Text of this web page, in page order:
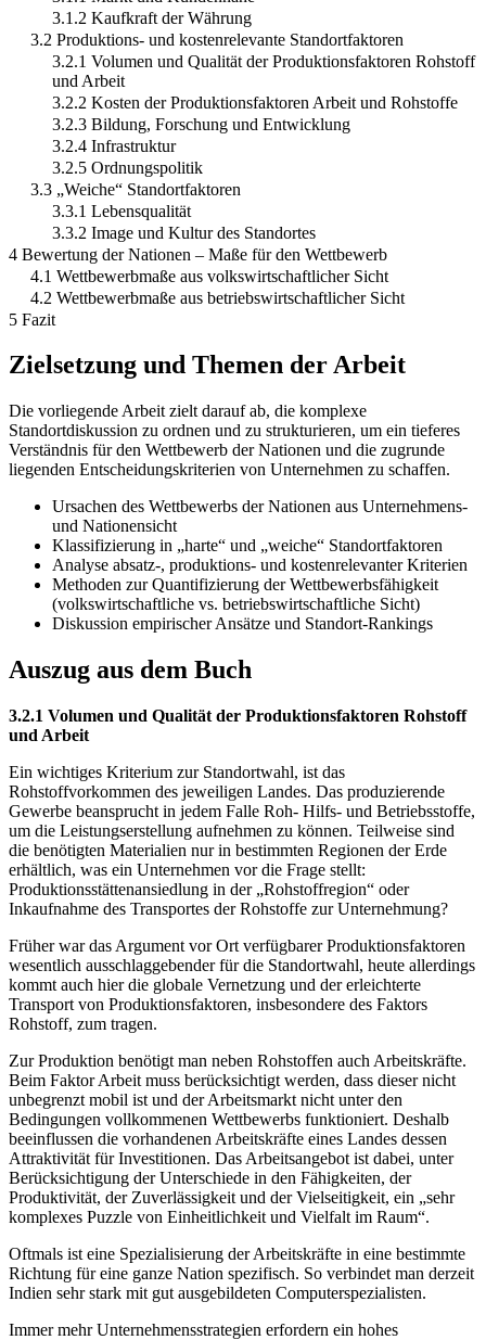
3.1.2 Kaufkraft der Währung
3.2 Produktions- und kostenrelevante Standortfaktoren
3.2.1 Volumen und Qualität der Produktionsfaktoren Rohstoff
und Arbeit
3.2.2 Kosten der Produktionsfaktoren Arbeit und Rohstoffe
3.2.3 Bildung, Forschung und Entwicklung
3.2.4 Infrastruktur
3.2.5 Ordnungspolitik
3.3 „Weiche“ Standortfaktoren
3.3.1 Lebensqualität
3.3.2 Image und Kultur des Standortes
4 Bewertung der Nationen – Maße für den Wettbewerb
4.1 Wettbewerbmaße aus volkswirtschaftlicher Sicht
4.2 Wettbewerbmaße aus betriebswirtschaftlicher Sicht
5 Fazit
Zielsetzung und Themen der Arbeit
Die vorliegende Arbeit zielt darauf ab, die komplexe
Standortdiskussion zu ordnen und zu strukturieren, um ein tieferes
Verständnis für den Wettbewerb der Nationen und die zugrunde
liegenden Entscheidungskriterien von Unternehmen zu schaffen.
Ursachen des Wettbewerbs der Nationen aus Unternehmens-
und Nationensicht
Klassifizierung in „harte“ und „weiche“ Standortfaktoren
Analyse absatz-, produktions- und kostenrelevanter Kriterien
Methoden zur Quantifizierung der Wettbewerbsfähigkeit
(volkswirtschaftliche vs. betriebswirtschaftliche Sicht)
Diskussion empirischer Ansätze und Standort-Rankings
Auszug aus dem Buch
3.2.1 Volumen und Qualität der Produktionsfaktoren Rohstoff
und Arbeit
Ein wichtiges Kriterium zur Standortwahl, ist das
Rohstoffvorkommen des jeweiligen Landes. Das produzierende
Gewerbe beansprucht in jedem Falle Roh- Hilfs- und Betriebsstoffe,
um die Leistungserstellung aufnehmen zu können. Teilweise sind
die benötigten Materialien nur in bestimmten Regionen der Erde
erhältlich, was ein Unternehmen vor die Frage stellt:
Produktionsstättenansiedlung in der „Rohstoffregion“ oder
Inkaufnahme des Transportes der Rohstoffe zur Unternehmung?
Früher war das Argument vor Ort verfügbarer Produktionsfaktoren
wesentlich ausschlaggebender für die Standortwahl, heute allerdings
kommt auch hier die globale Vernetzung und der erleichterte
Transport von Produktionsfaktoren, insbesondere des Faktors
Rohstoff, zum tragen.
Zur Produktion benötigt man neben Rohstoffen auch Arbeitskräfte.
Beim Faktor Arbeit muss berücksichtigt werden, dass dieser nicht
unbegrenzt mobil ist und der Arbeitsmarkt nicht unter den
Bedingungen vollkommenen Wettbewerbs funktioniert. Deshalb
beeinflussen die vorhandenen Arbeitskräfte eines Landes dessen
Attraktivität für Investitionen. Das Arbeitsangebot ist dabei, unter
Berücksichtigung der Unterschiede in den Fähigkeiten, der
Produktivität, der Zuverlässigkeit und der Vielseitigkeit, ein „sehr
komplexes Puzzle von Einheitlichkeit und Vielfalt im Raum“.
Oftmals ist eine Spezialisierung der Arbeitskräfte in eine bestimmte
Richtung für eine ganze Nation spezifisch. So verbindet man derzeit
Indien sehr stark mit gut ausgebildeten Computerspezialisten.
Immer mehr Unternehmensstrategien erfordern ein hohes